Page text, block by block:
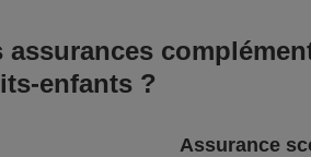
assurances
enfants ?
Assurance